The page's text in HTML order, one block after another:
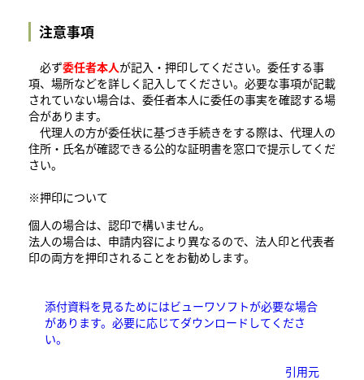
注意事項
必ず委任者本人が記入・押印してください。委任する事
項、場所などを詳しく記入してください。必要な事項が記載
されていない場合は、委任者本人に委任の事実を確認する場
合があります。
代理人の方が委任状に基づき手続きをする際は、代理人の
住所・氏名が確認できる公的な証明書を窓口で提示してくだ
さい。
※押印について
個人の場合は、認印で構いません。
法人の場合は、申請内容により異なるので、法人印と代表者
印の両方を押印されることをお勧めします。
添付資料を見るためにはビューワソフトが必要な場合
があります。必要に応じてダウンロードしてくださ
い。
引用元